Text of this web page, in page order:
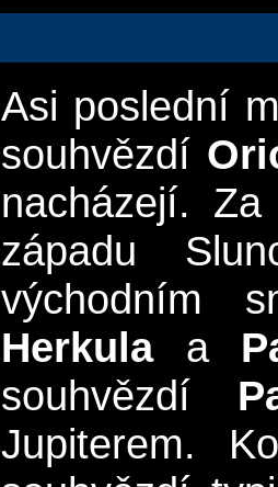
Asi poslední
souhvězdí
nacházejí.
západu
východním
Herkulaa
souhvězdí
Jupiterem.